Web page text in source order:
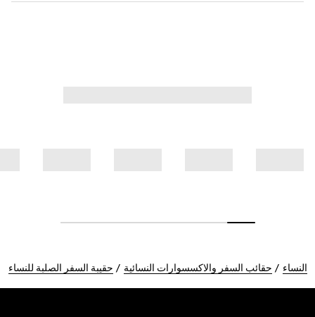
النساء حقائب السفر والاكسسوارات النسائية حقيبة السفر الصلبة للنساء